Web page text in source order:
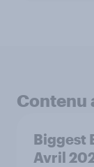
Contenu
Biggest
Avril